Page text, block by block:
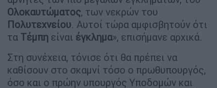
Ολοκαυτώματος, των νεκρών του
Πολυτεχνείου. Αυτοί τώρα αμφισβητούν ότι
τα Τέμπη είναι έγκλημα», επισήμανε αρχικά.
Στη συνέχεια, τόνισε ότι θα πρέπει να
καθίσουν στο σκαμνί τόσο ο πρωθυπουργός,
όσο και ο πρώην υπουργός Υποδομών και